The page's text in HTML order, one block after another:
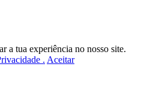
a tua experiência no nosso site.
. Aceitar